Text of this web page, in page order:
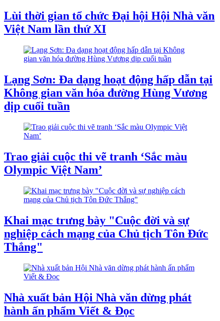
Lùi thời gian tổ chức Đại hội Hội Nhà văn
Việt Nam lần thứ XI
Lạng Sơn: Đa dạng hoạt động hấp dẫn tại
Không gian văn hóa đường Hùng Vương
dịp cuối tuần
Trao giải cuộc thi vẽ tranh ‘Sắc màu
Olympic Việt Nam’
Khai mạc trưng bày "Cuộc đời và sự
nghiệp cách mạng của Chủ tịch Tôn Đức
Thắng"
Nhà xuất bản Hội Nhà văn dừng phát
hành ấn phẩm Viết & Đọc